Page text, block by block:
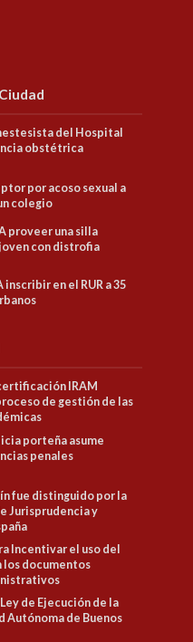
del Hospital
obstétrica
por acoso sexual a
colegio
proveer una silla
con distrofia
inscribir en el RUR a 35
IRAM
de gestión de las
porteña asume
penales
fue distinguido por la
Jurisprudencia y
Incentivar el uso del
los documentos
de Ejecución de la
Autónoma de Buenos